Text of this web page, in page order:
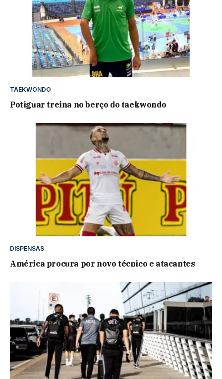
TAEKWONDO
Potiguar treina no berço do taekwondo
DISPENSAS
América procura por novo técnico e atacantes